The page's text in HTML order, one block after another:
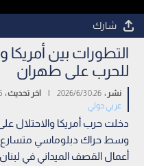
شارك
للحرب على طهران
نشر :0:26 2026/6/3 اخر تحديث :
عربي دولي
دخلت حرب أمريكا والاحتلال
وسط حراك دبلوماسي
أعمال القصف الميداني في